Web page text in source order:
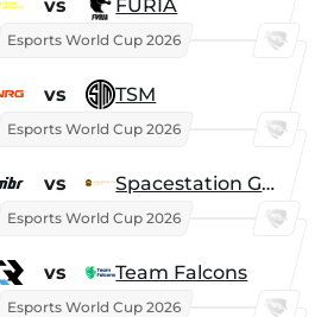
vs FURIA
Esports World Cup 2026
vs TSM
Esports World Cup 2026
vs Spacestation Gaming
Esports World Cup 2026
vs Team Falcons
Esports World Cup 2026